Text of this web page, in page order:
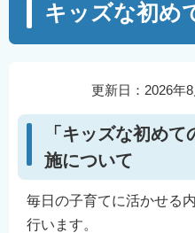
で
こ
ら
キッズな初め
更新日：2026年8
「キッズな初め
施について
毎日の子育てに活かせる
行います。